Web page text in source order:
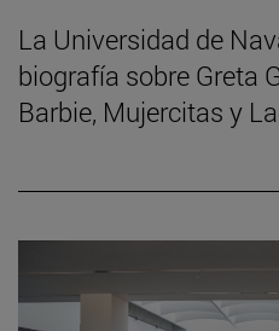
La Universidad de
biografía sobre Greta
Barbie, Mujercitas y